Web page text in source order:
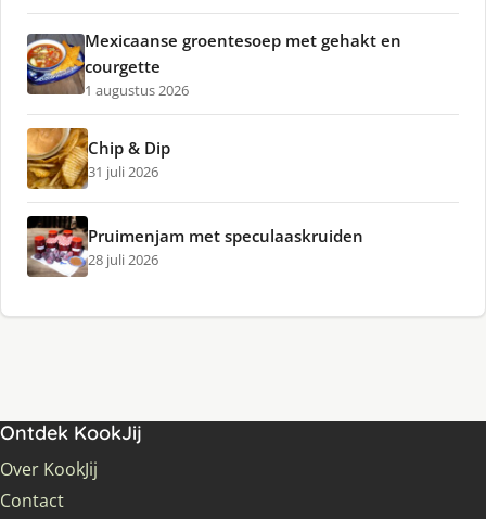
Mexicaanse groentesoep met gehakt en
courgette
1 augustus 2026
Chip & Dip
31 juli 2026
Pruimenjam met speculaaskruiden
28 juli 2026
Ontdek KookJij
Over KookJij
Contact